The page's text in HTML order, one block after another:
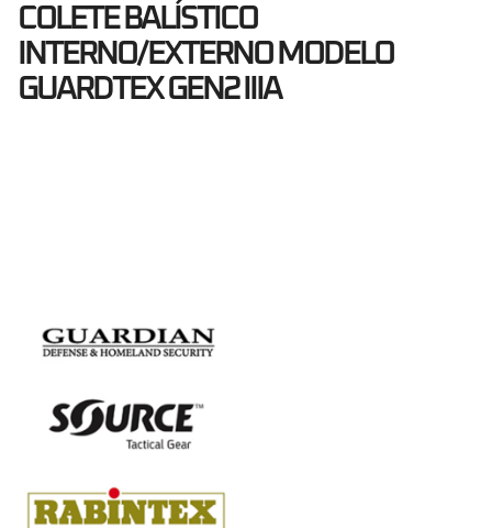
COLETE BALÍSTICO
INTERNO/EXTERNO MODELO
GUARDTEX GEN2 IIIA